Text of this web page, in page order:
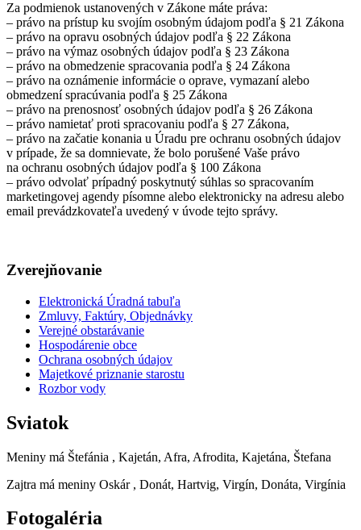
Za podmienok ustanovených v Zákone máte práva:
– právo na prístup ku svojím osobným údajom podľa § 21 Zákona
– právo na opravu osobných údajov podľa § 22 Zákona
– právo na výmaz osobných údajov podľa § 23 Zákona
– právo na obmedzenie spracovania podľa § 24 Zákona
– právo na oznámenie informácie o oprave, vymazaní alebo
obmedzení spracúvania podľa § 25 Zákona
– právo na prenosnosť osobných údajov podľa § 26 Zákona
– právo namietať proti spracovaniu podľa § 27 Zákona,
– právo na začatie konania u Úradu pre ochranu osobných údajov
v prípade, že sa domnievate, že bolo porušené Vaše právo
na ochranu osobných údajov podľa § 100 Zákona
– právo odvolať prípadný poskytnutý súhlas so spracovaním
marketingovej agendy písomne alebo elektronicky na adresu alebo
email prevádzkovateľa uvedený v úvode tejto správy.
Zverejňovanie
Elektronická Úradná tabuľa
Zmluvy, Faktúry, Objednávky
Verejné obstarávanie
Hospodárenie obce
Ochrana osobných údajov
Majetkové priznanie starostu
Rozbor vody
Sviatok
Meniny má Štefánia , Kajetán, Afra, Afrodita, Kajetána, Štefana
Zajtra má meniny Oskár , Donát, Hartvig, Virgín, Donáta, Virgínia
Fotogaléria